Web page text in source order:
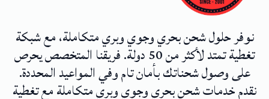
نوفر حلول شحن بحري وجوي وبري متكاملة، مع شبكة
تغطية تمتد لأكثر من 50 دولة. فريقنا المتخصص يحرص
على وصول شحناتك بأمان تام وفي المواعيد المحددة.
نقدم خدمات شحن بحري وجوي وبري متكاملة مع تغطية